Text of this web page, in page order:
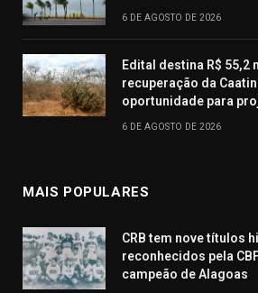
6 DE AGOSTO DE 2026
Edital destina R$ 55,2
recuperação da
oportunidade para
6 DE AGOSTO DE 2026
MAIS POPULARES
CRB tem nove títulos
reconhecidos pela
campeão de Alagoas